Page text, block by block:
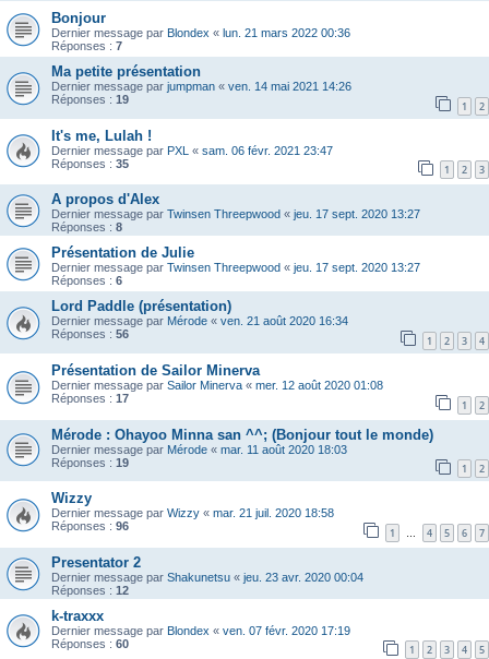
Bonjour
Dernier message par Blondex « lun. 21 mars 2022 00:36
Réponses : 7
Ma petite présentation
Dernier message par jumpman « ven. 14 mai 2021 14:26
Réponses : 19 1 2
It's me, Lulah !
Dernier message par PXL « sam. 06 févr. 2021 23:47
Réponses : 35 1 2 3
A propos d'Alex
Dernier message par Twinsen Threepwood « jeu. 17 sept. 2020 13:27
Réponses : 8
Présentation de Julie
Dernier message par Twinsen Threepwood « jeu. 17 sept. 2020 13:27
Réponses : 6
Lord Paddle (présentation)
Dernier message par Mérode « ven. 21 août 2020 16:34
Réponses : 56 1 2 3 4
Présentation de Sailor Minerva
Dernier message par Sailor Minerva « mer. 12 août 2020 01:08
Réponses : 17 1 2
Mérode : Ohayoo Minna san ^^; (Bonjour tout le monde)
Dernier message par Mérode « mar. 11 août 2020 18:03
Réponses : 19 1 2
Wizzy
Dernier message par Wizzy « mar. 21 juil. 2020 18:58
Réponses : 96 1 … 4 5 6 7
Presentator 2
Dernier message par Shakunetsu « jeu. 23 avr. 2020 00:04
Réponses : 12
k-traxxx
Dernier message par Blondex « ven. 07 févr. 2020 17:19
Réponses : 60 1 2 3 4 5